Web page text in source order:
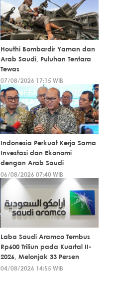
Houthi Bombardir Yaman dan
Arab Saudi, Puluhan Tentara
Tewas
07/08/2026 17:15 WIB
Indonesia Perkuat Kerja Sama
Investasi dan Ekonomi
dengan Arab Saudi
06/08/2026 07:40 WIB
Laba Saudi Aramco Tembus
Rp600 Triliun pada Kuartal II-
2026, Melonjak 33 Persen
04/08/2026 14:55 WIB